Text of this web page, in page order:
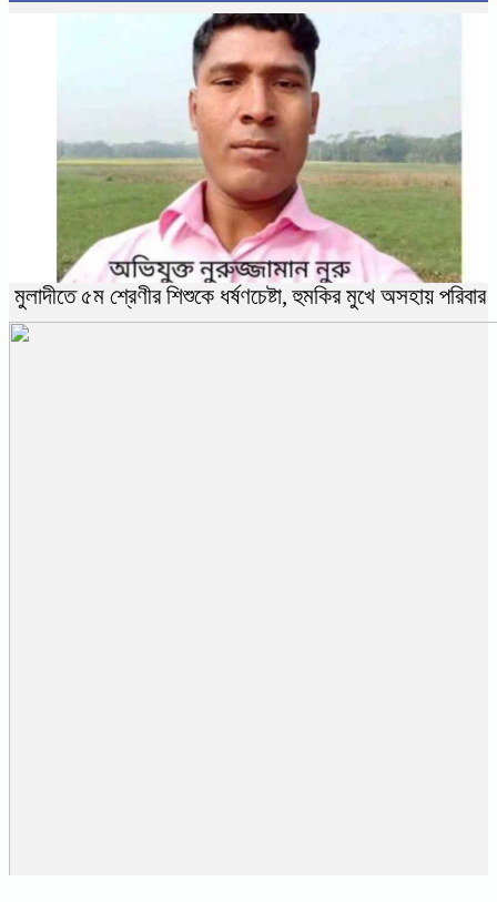
মুলাদীতে ৫ম শ্রেণীর শিশুকে ধর্ষণচেষ্টা, হুমকির মুখে অসহায় পরিবার